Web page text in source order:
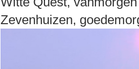
Zevenhuizen,